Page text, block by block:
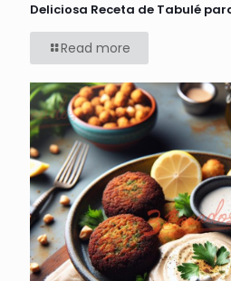
Deliciosa Receta de Tabulé
Read more